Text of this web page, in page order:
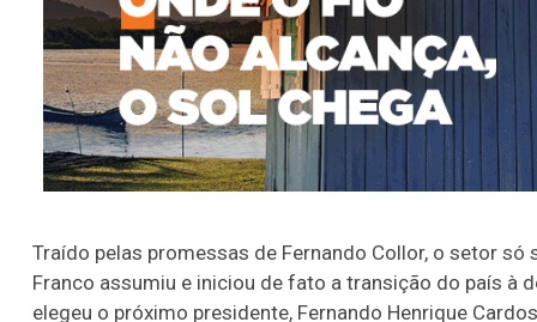
Traído pelas promessas de Fernando Collor, o setor
Franco assumiu e iniciou de fato a transição do país à
elegeu o próximo presidente, Fernando Henrique